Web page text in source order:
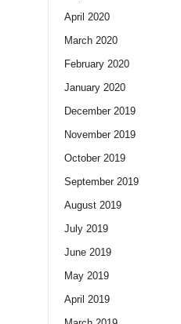
April 2020
March 2020
February 2020
January 2020
December 2019
November 2019
October 2019
September 2019
August 2019
July 2019
June 2019
May 2019
April 2019